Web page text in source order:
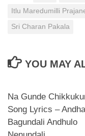
Itlu Maredumilli
Sri Charan Pakala
YOU MAY
Na Gunde
Song Lyrics –
Bagundali Andhulo